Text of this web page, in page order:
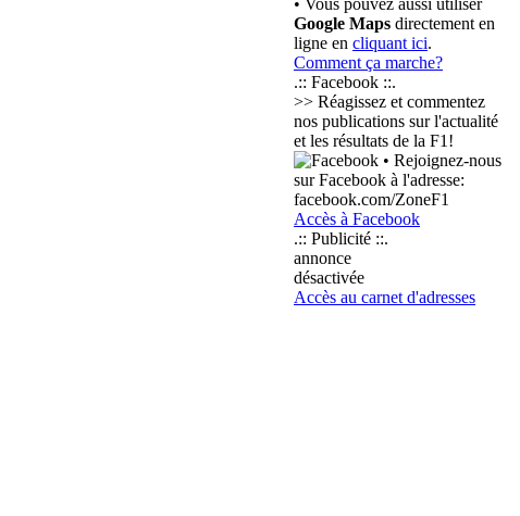
• Vous pouvez aussi utiliser
Google Maps directement en
ligne en cliquant ici.
Comment ça marche?
.:: Facebook ::.
>> Réagissez et commentez
nos publications sur l'actualité
et les résultats de la F1!
• Rejoignez-nous
sur Facebook à l'adresse:
facebook.com/ZoneF1
Accès à Facebook
.:: Publicité ::.
annonce
désactivée
Accès au carnet d'adresses